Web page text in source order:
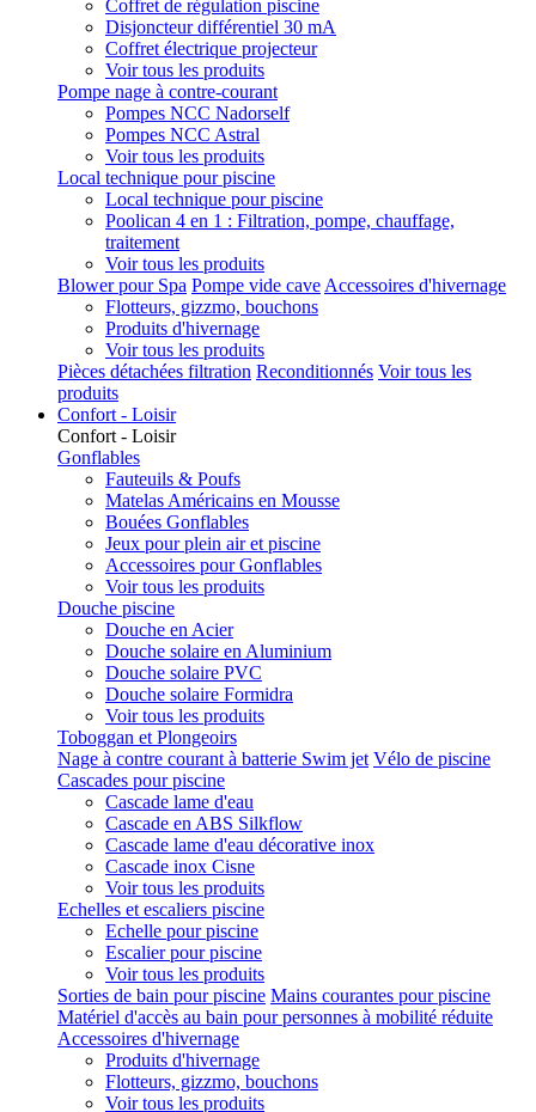
Coffret de régulation piscine
Disjoncteur différentiel 30 mA
Coffret électrique projecteur
Voir tous les produits
Pompe nage à contre-courant
Pompes NCC Nadorself
Pompes NCC Astral
Voir tous les produits
Local technique pour piscine
Local technique pour piscine
Poolican 4 en 1 : Filtration, pompe, chauffage,
traitement
Voir tous les produits
Blower pour Spa Pompe vide cave Accessoires d'hivernage
Flotteurs, gizzmo, bouchons
Produits d'hivernage
Voir tous les produits
Pièces détachées filtration Reconditionnés Voir tous les
produits
Confort - Loisir
Confort - Loisir
Gonflables
Fauteuils & Poufs
Matelas Américains en Mousse
Bouées Gonflables
Jeux pour plein air et piscine
Accessoires pour Gonflables
Voir tous les produits
Douche piscine
Douche en Acier
Douche solaire en Aluminium
Douche solaire PVC
Douche solaire Formidra
Voir tous les produits
Toboggan et Plongeoirs
Nage à contre courant à batterie Swim jet Vélo de piscine
Cascades pour piscine
Cascade lame d'eau
Cascade en ABS Silkflow
Cascade lame d'eau décorative inox
Cascade inox Cisne
Voir tous les produits
Echelles et escaliers piscine
Echelle pour piscine
Escalier pour piscine
Voir tous les produits
Sorties de bain pour piscine Mains courantes pour piscine
Matériel d'accès au bain pour personnes à mobilité réduite
Accessoires d'hivernage
Produits d'hivernage
Flotteurs, gizzmo, bouchons
Voir tous les produits